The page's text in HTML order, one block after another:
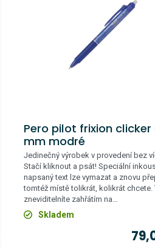
Pero pilot frixion clicker
mm modré
Jedinečný výrobek v provedení bez
Stačí kliknout a psát! Speciální
napsaný text lze vymazat a znovu
tomtéž místě tolikrát, kolikrát chcete.
zneviditelníte zahřátím na…
Skladem